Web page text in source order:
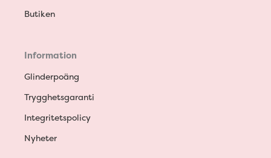
Butiken
Information
Glinderpoäng
Trygghetsgaranti
Integritetspolicy
Nyheter